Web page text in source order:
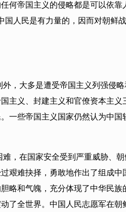
帝国主义的侵略都是可以依
人民是有力量的，因而对朝鲜
，大多是遭受帝国主义列强侵
主义、封建主义和官僚资本主
一些帝国主义国家仍然认为中
，在国家安全受到严重威胁、
难抉择，勇敢地作出了组成
略和气魄，充分体现了中华民
了全世界。中国人民志愿军在